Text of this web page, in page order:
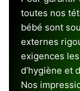
toutes nos
bébé sont
externes
exigences
d’hygiène et
Nos